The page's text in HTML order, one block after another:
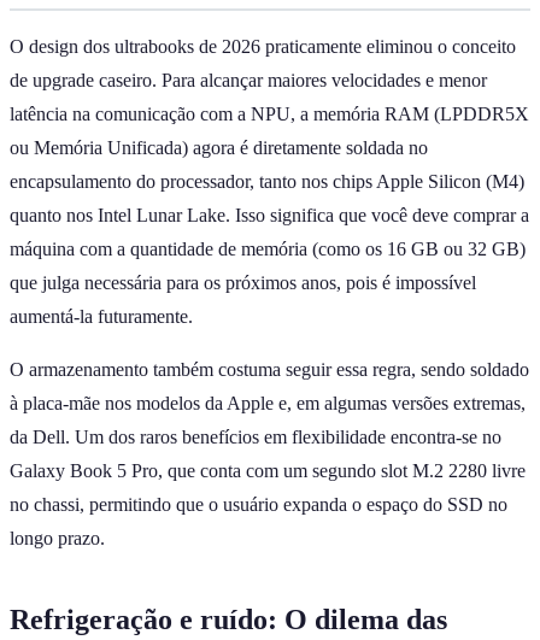
O design dos ultrabooks de 2026 praticamente eliminou o conceito
de upgrade caseiro. Para alcançar maiores velocidades e menor
latência na comunicação com a NPU, a memória RAM (LPDDR5X
ou Memória Unificada) agora é diretamente soldada no
encapsulamento do processador, tanto nos chips Apple Silicon (M4)
quanto nos Intel Lunar Lake. Isso significa que você deve comprar a
máquina com a quantidade de memória (como os 16 GB ou 32 GB)
que julga necessária para os próximos anos, pois é impossível
aumentá-la futuramente.
O armazenamento também costuma seguir essa regra, sendo soldado
à placa-mãe nos modelos da Apple e, em algumas versões extremas,
da Dell. Um dos raros benefícios em flexibilidade encontra-se no
Galaxy Book 5 Pro, que conta com um segundo slot M.2 2280 livre
no chassi, permitindo que o usuário expanda o espaço do SSD no
longo prazo.
Refrigeração e ruído: O dilema das